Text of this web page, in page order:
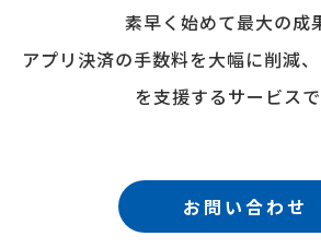
素早く始めて最大の成
アプリ決済の手数料を大幅に削減
を支援するサービスで
お問い合わせ